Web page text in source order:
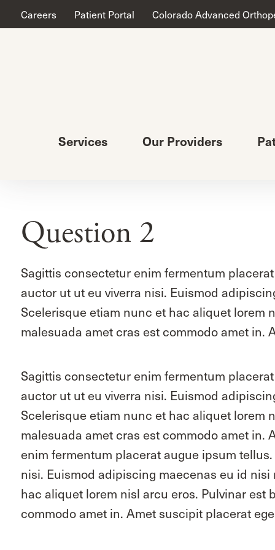
Careers Patient Portal Colorado Advanced
Services Our Providers
Question 2
Sagittis consectetur enim fermentum
auctor ut ut eu viverra nisi. Euismod
Scelerisque etiam nunc et hac aliquet lorem
malesuada amet cras est commodo amet
Sagittis consectetur enim fermentum
auctor ut ut eu viverra nisi. Euismod
Scelerisque etiam nunc et hac aliquet lorem
malesuada amet cras est commodo amet
enim fermentum placerat augue ipsum
nisi. Euismod adipiscing maecenas eu id
hac aliquet lorem nisl arcu eros. Pulvinar
commodo amet in. Amet suscipit placerat